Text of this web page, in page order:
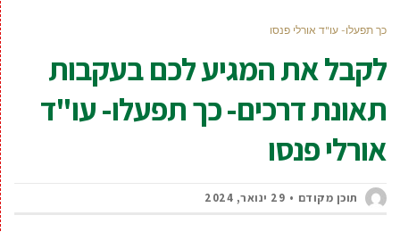
כך תפעלו- עו"ד אורלי פנסו
לקבל את המגיע לכם בעקבות
תאונת דרכים- כך תפעלו- עו"ד
אורלי פנסו
תוכן מקודם 29 ינואר, 2024